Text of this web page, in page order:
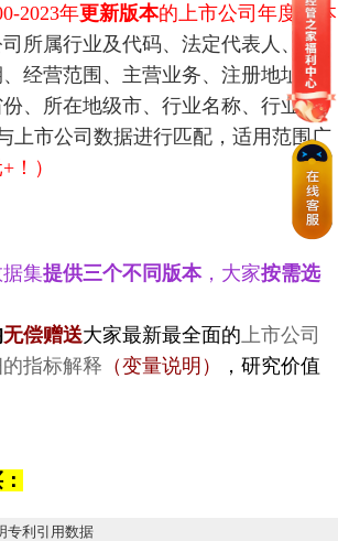
2023年更新版本的上市公司年度基本
司所属行业及代码、法定代表人、成
经营范围、主营业务、注册地址、
、所在地级市、行业名称、行业代
上市公司数据进行匹配，适用范围广
！）
集提供三个不同版本，大家按需选
无偿赠送大家最新最全面的 上市公司
指标解释 （变量说明） ， 研究价值
专利引用数据